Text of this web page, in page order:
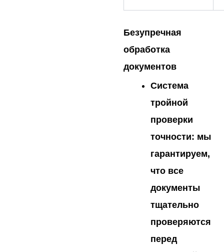
Безупречная
обработка
документов
Система
тройной
проверки
точности: мы
гарантируем,
что все
документы
тщательно
проверяются
перед